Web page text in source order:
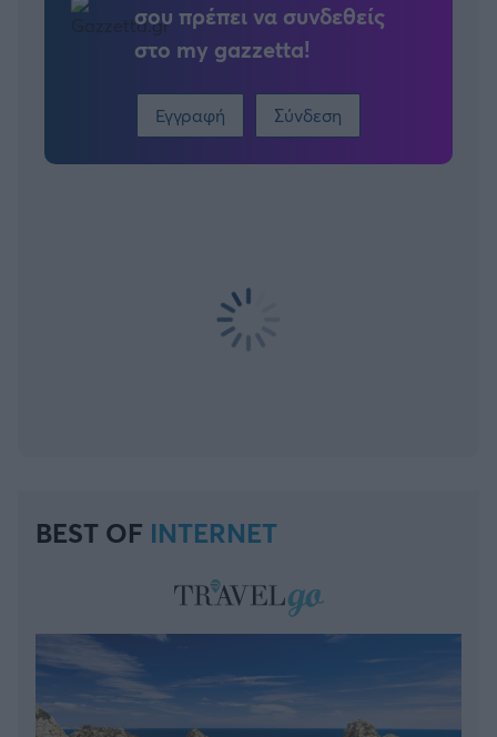
σου πρέπει να συνδεθείς
στο my gazzetta!
Εγγραφή Σύνδεση
BEST OF INTERNET